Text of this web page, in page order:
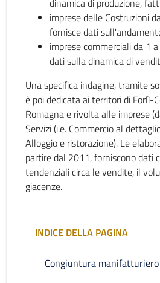
dinamica di produzione,
imprese delle Costruzioni
fornisce dati
imprese commerciali da 1
dati sulla dinamica di
Una specifica indagine, tramite
è poi dedicata ai territori di Forlì-
Romagna e rivolta alle imprese
Servizi (i.e. Commercio al
Alloggio e ristorazione). Le
partire dal 2011, forniscono dati
tendenziali circa le vendite, il
giacenze.
INDICE DELLA PAGINA
Congiuntura manifatturiero